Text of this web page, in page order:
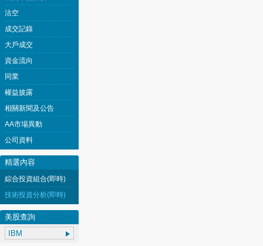
沽空
成交記錄
大戶成交
資金流向
同業
權益披露
相關新聞及公告
AA市場異動
公司資料
精選內容
綜合投資組合(即時)
技術投資分析(即時)
美股查詢